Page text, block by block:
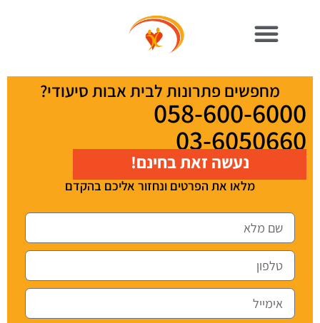
מחפשים פתרונות לבית אבות סיעודי?
058-600-6000
03-6050660
נעשה זאת בחינם!
מלאו את הפרטים ונחזור אליכם בהקדם